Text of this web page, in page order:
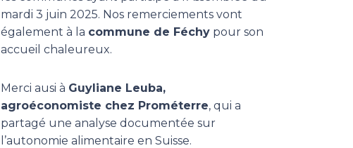
mardi 3 juin 2025. Nos remerciements vont
également à la commune de Féchy pour son
accueil chaleureux.
Merci ausi à Guyliane Leuba,
agroéconomiste chez Prométerre, qui a
partagé une analyse documentée sur
l’autonomie alimentaire en Suisse.